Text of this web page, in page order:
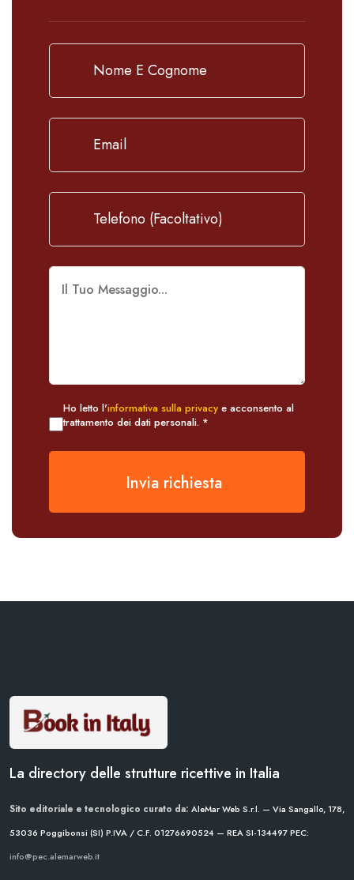
Ho letto l'informativa sulla privacy e acconsento al
trattamento dei dati personali. *
Invia richiesta
La directory delle strutture ricettive in Italia
Sito editoriale e tecnologico curato da: AleMar Web S.r.l. — Via Sangallo, 178,
53036 Poggibonsi (SI) P.IVA / C.F. 01276690524 — REA SI-134497PEC:
info@pec.alemarweb.it